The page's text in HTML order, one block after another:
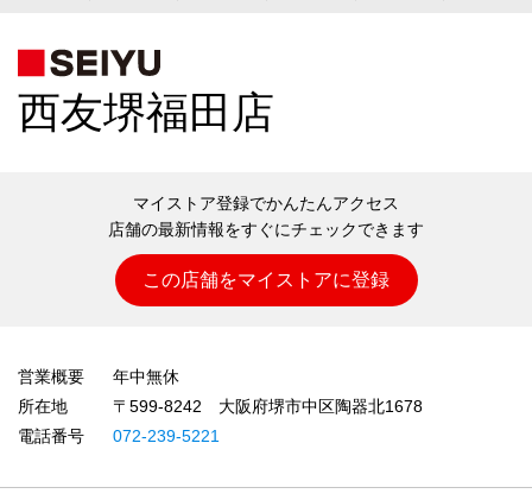
西友堺福田店
マイストア登録でかんたんアクセス
店舗の最新情報をすぐにチェックできます
この店舗をマイストアに登録
営業概要
年中無休
所在地
〒599-8242 大阪府堺市中区陶器北1678
電話番号
072-239-5221